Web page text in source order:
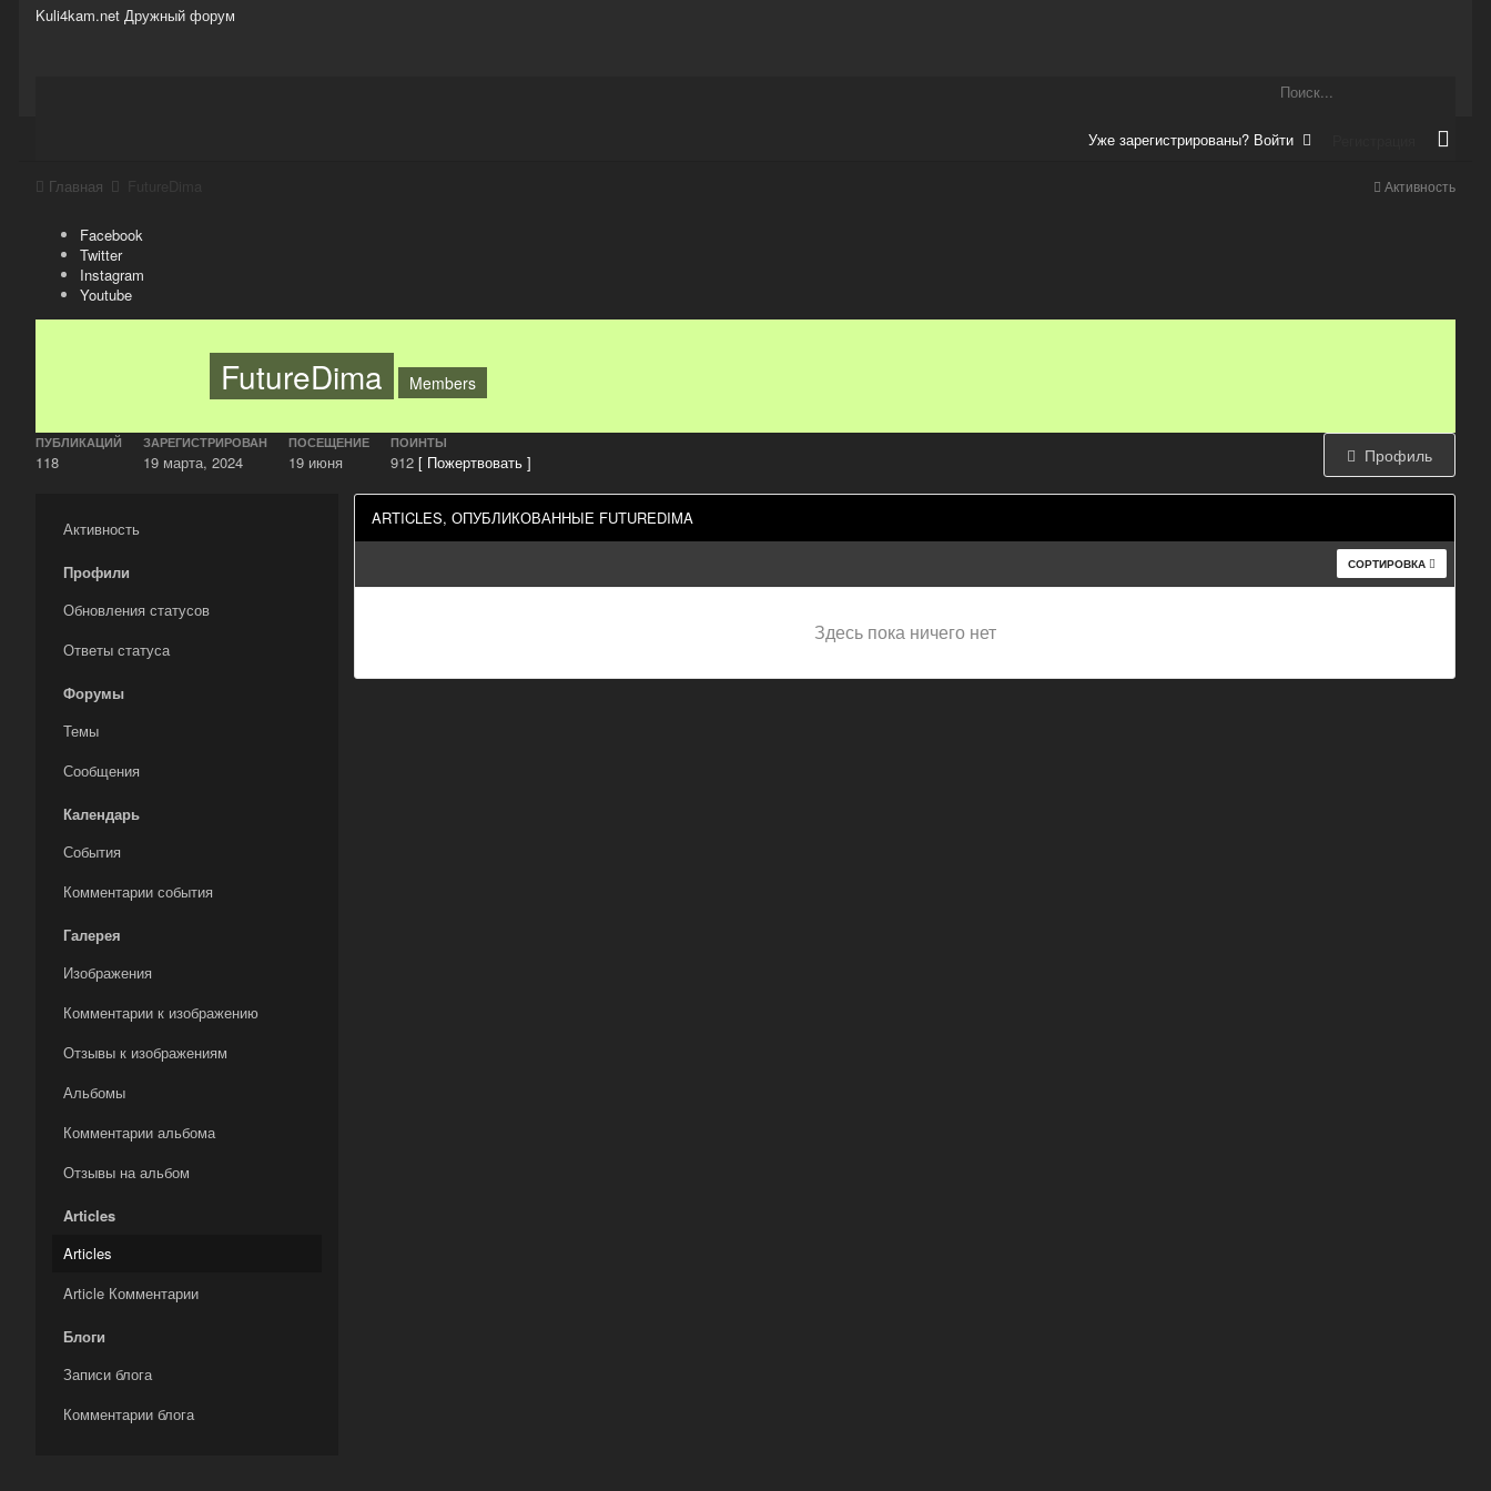
Kuli4kam.net Дружный форум
Уже зарегистрированы? Войти
Активность
Главная
Facebook
Twitter
Instagram
Youtube
FutureDima Members
Профиль
ПУБЛИКАЦИЙ
118
ЗАРЕГИСТРИРОВАН
19 марта, 2024
ПОСЕЩЕНИЕ
19 июня
ПОИНТЫ
912 [ Пожертвовать ]
Активность
Профили
Обновления статусов
Ответы статуса
Форумы
Темы
Сообщения
Календарь
События
Комментарии события
Галерея
Изображения
Комментарии к изображению
Отзывы к изображениям
Альбомы
Комментарии альбома
Отзывы на альбом
Articles
Articles
Article Комментарии
Блоги
Записи блога
Комментарии блога
ARTICLES, ОПУБЛИКОВАННЫЕ FUTUREDIMA
СОРТИРОВКА
Здесь пока ничего нет